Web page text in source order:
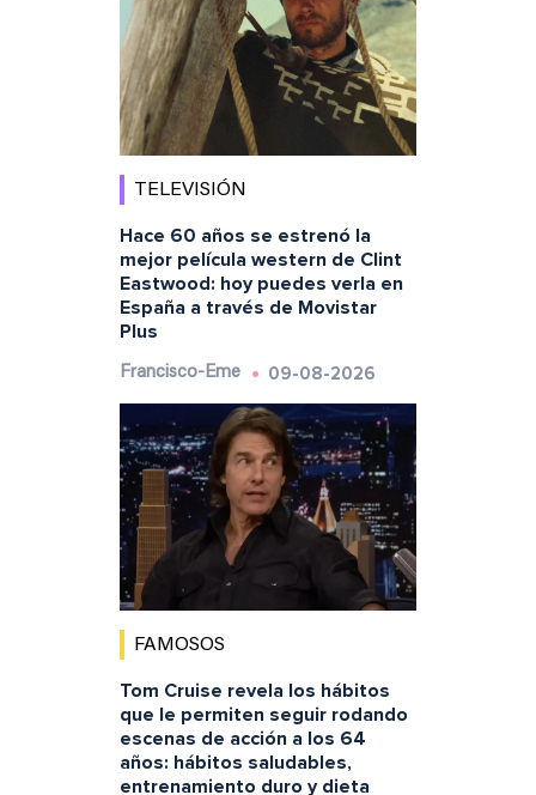
TELEVISIÓN
Hace 60 años se estrenó la
mejor película western de Clint
Eastwood: hoy puedes verla en
España a través de Movistar
Plus
Francisco-Eme 09-08-2026
FAMOSOS
Tom Cruise revela los hábitos
que le permiten seguir rodando
escenas de acción a los 64
años: hábitos saludables,
entrenamiento duro y dieta